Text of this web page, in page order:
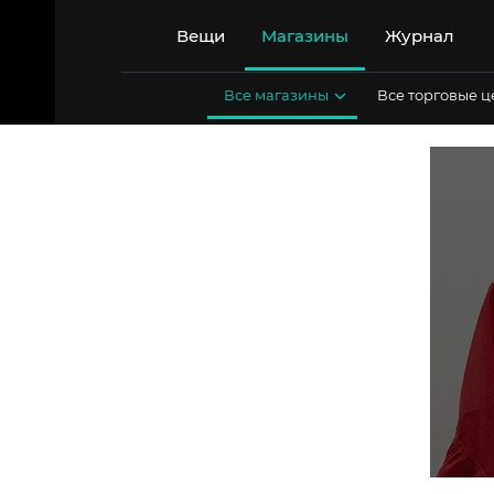
Вещи Магазины Журнал
Все магазины Все торговые